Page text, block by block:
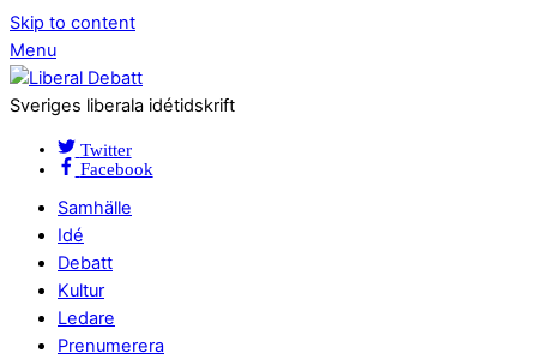
Skip to content
Menu
Sveriges liberala idétidskrift
Twitter
Facebook
Samhälle
Idé
Debatt
Kultur
Ledare
Prenumerera